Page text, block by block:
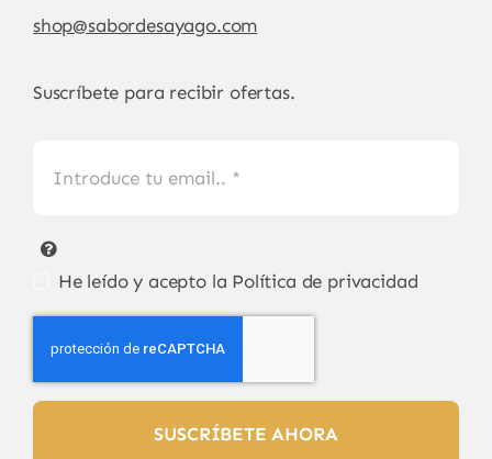
shop@sabordesayago.com
Suscríbete para recibir ofertas.
He leído y acepto la Política de privacidad
SUSCRÍBETE AHORA